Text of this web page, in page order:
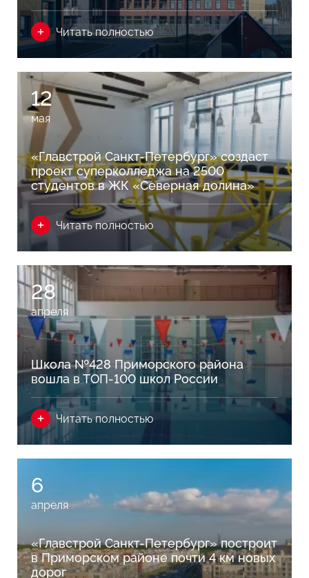
Читать полностью
12
мая
«Главстрой Санкт-Петербург» создаст
проект суперколледжа на 2500
студентов в ЖК «Северная долина»
Читать полностью
28
апреля
Школа №428 Приморского района
вошла в ТОП-100 школ России
Читать полностью
6
апреля
«Главстрой Санкт-Петербург» построит
в Приморском районе почти 4 км новых
дорог